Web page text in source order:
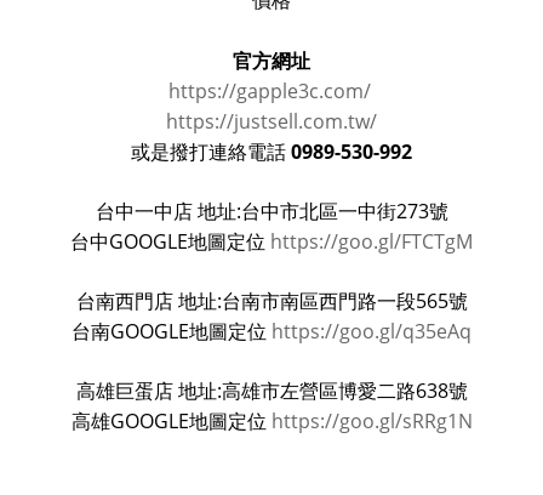
官方網址
https://gapple3c.com/
https://justsell.com.tw/
或是撥打連絡電話 0989-530-992
台中一中店 地址:台中市北區一中街273號
台中GOOGLE地圖定位 https://goo.gl/FTCTgM
台南西門店 地址:台南市南區西門路一段565號
台南GOOGLE地圖定位 https://goo.gl/q35eAq
高雄巨蛋店 地址:高雄市左營區博愛二路638號
高雄GOOGLE地圖定位 https://goo.gl/sRRg1N